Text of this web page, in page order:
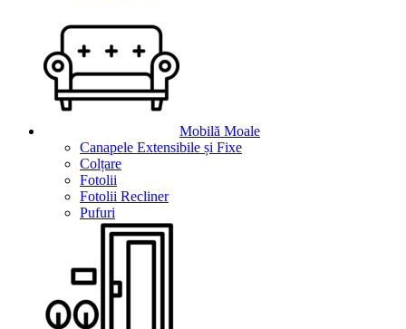
Mobilă Moale
Canapele Extensibile și Fixe
Colțare
Fotolii
Fotolii Recliner
Pufuri